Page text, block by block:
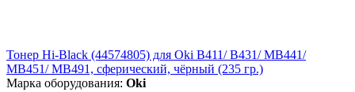
Тонер Hi-Black (44574805) для Oki B411/ B431/ MB441/
MB451/ MB491, сферический, чёрный (235 гр.)
Марка оборудования: Oki